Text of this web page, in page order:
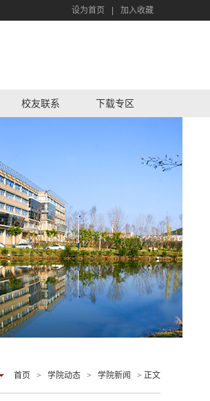
设为首页 加入收藏
校友联系 下载专区
首页 > 学院动态 > 学院新闻 > 正文